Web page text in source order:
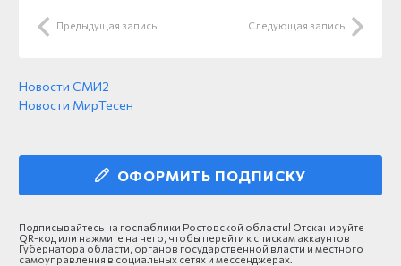
Предыдущая запись Следующая запись
Новости СМИ2
Новости МирТесен
ОФОРМИТЬ ПОДПИСКУ
Подписывайтесь на госпаблики Ростовской области! Отсканируйте
QR-код или нажмите на него, чтобы перейти к спискам аккаунтов
Губернатора области, органов государственной власти и местного
самоуправления в социальных сетях и мессенджерах.